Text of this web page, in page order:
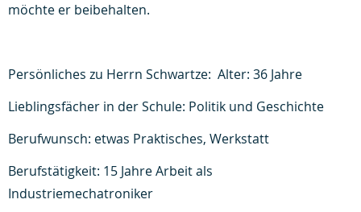
möchte er beibehalten.
Persönliches zu Herrn Schwartze: Alter: 36 Jahre
Lieblingsfächer in der Schule: Politik und Geschichte
Berufwunsch: etwas Praktisches, Werkstatt
Berufstätigkeit: 15 Jahre Arbeit als
Industriemechatroniker